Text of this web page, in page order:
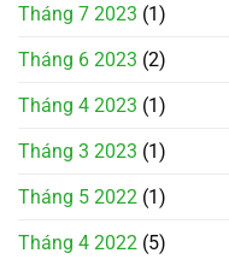
Tháng 7 2023 (1)
Tháng 6 2023 (2)
Tháng 4 2023 (1)
Tháng 3 2023 (1)
Tháng 5 2022 (1)
Tháng 4 2022 (5)